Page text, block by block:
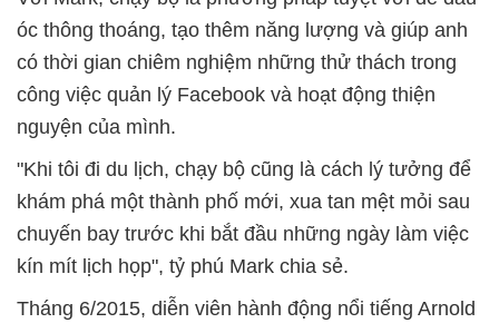
óc thông thoáng, tạo thêm năng lượng và giúp anh
có thời gian chiêm nghiệm những thử thách trong
công việc quản lý Facebook và hoạt động thiện
nguyện của mình.
"Khi tôi đi du lịch, chạy bộ cũng là cách lý tưởng để
khám phá một thành phố mới, xua tan mệt mỏi sau
chuyến bay trước khi bắt đầu những ngày làm việc
kín mít lịch họp", tỷ phú Mark chia sẻ.
Tháng 6/2015, diễn viên hành động nổi tiếng Arnold